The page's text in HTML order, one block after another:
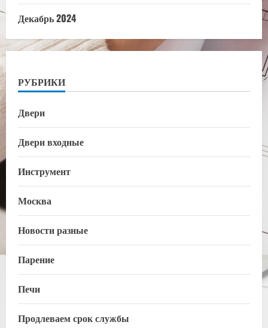
Декабрь 2024
РУБРИКИ
Двери
Двери входные
Инструмент
Москва
Новости разные
Парение
Печи
Продлеваем срок службы